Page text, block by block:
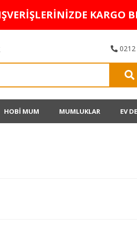
KARGO
HOBİ MUM MUMLUKLAR EV